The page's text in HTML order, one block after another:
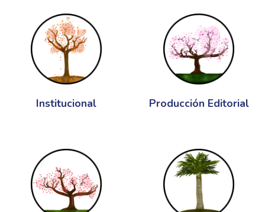
Institucional Producción Editorial